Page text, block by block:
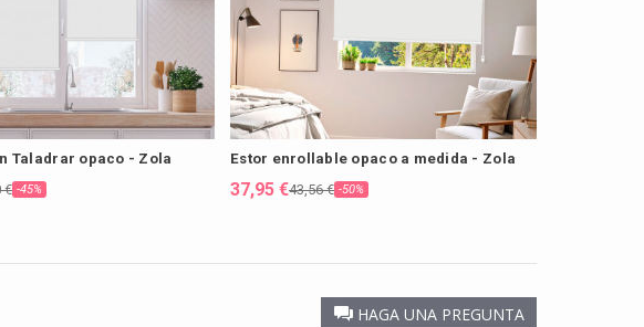
Taladrar opaco - Zola
€ -45%
Estor enrollable opaco a medida - Zola
37,95 €43,56 € -50%
HAGA UNA PREGUNTA